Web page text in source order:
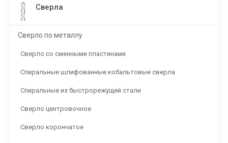
Сверла
Сверло по металлу
Сверло со сменными пластинами
Спиральные шлифованные кобальтовые сверла
Спиральные из быстрорежущей стали
Сверло центровочное
Сверло корончатое